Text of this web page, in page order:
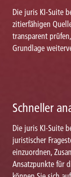
Die juris KI-Suite
zitierfähigen
transparent
Grundlage
Schneller
Die juris KI-Suite
juristischer
einzuordnen,
Ansatzpunkte für